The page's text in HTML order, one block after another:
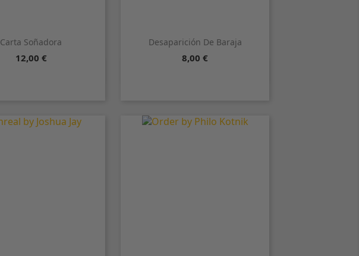
Carta Soñadora
Precio
12,00 €
Desaparición De Baraja
Precio
8,00 €